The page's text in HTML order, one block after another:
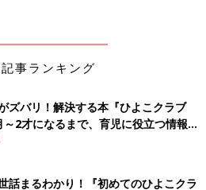
事ランキング
ズバリ！解決する本『ひよこクラブ
2才になるまで、育児に役立つ情報が
話まるわかり！『初めてのひよこクラ